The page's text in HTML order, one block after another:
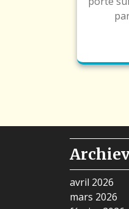
avril 2026
mars 2026